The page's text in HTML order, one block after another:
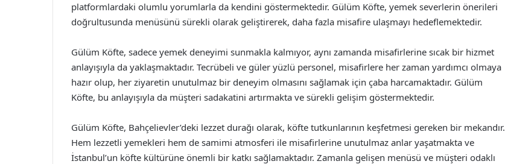
platformlardaki olumlu yorumlarla da kendini göstermektedir. Gülüm Köfte, yemek severlerin önerileri
doğrultusunda menüsünü sürekli olarak geliştirerek, daha fazla misafire ulaşmayı hedeflemektedir.
Gülüm Köfte, sadece yemek deneyimi sunmakla kalmıyor, aynı zamanda misafirlerine sıcak bir hizmet
anlayışıyla da yaklaşmaktadır. Tecrübeli ve güler yüzlü personel, misafirlere her zaman yardımcı olmaya
hazır olup, her ziyaretin unutulmaz bir deneyim olmasını sağlamak için çaba harcamaktadır. Gülüm
Köfte, bu anlayışıyla da müşteri sadakatini artırmakta ve sürekli gelişim göstermektedir.
Gülüm Köfte, Bahçelievler’deki lezzet durağı olarak, köfte tutkunlarının keşfetmesi gereken bir mekandır.
Hem lezzetli yemekleri hem de samimi atmosferi ile misafirlerine unutulmaz anlar yaşatmakta ve
İstanbul’un köfte kültürüne önemli bir katkı sağlamaktadır. Zamanla gelişen menüsü ve müşteri odaklı